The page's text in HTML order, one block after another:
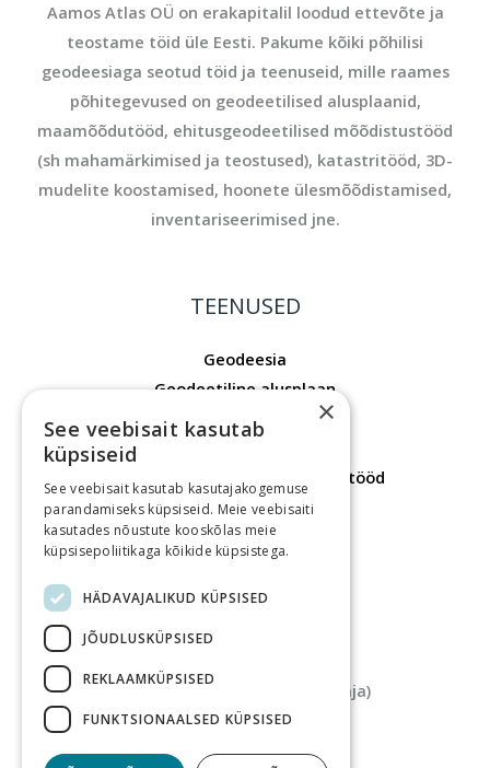
Aamos Atlas OÜ on erakapitalil loodud ettevõte ja
teostame töid üle Eesti. Pakume kõiki põhilisi
geodeesiaga seotud töid ja teenuseid, mille raames
põhitegevused on geodeetilised alusplaanid,
maamõõdutööd, ehitusgeodeetilised mõõdistustööd
(sh mahamärkimised ja teostused), katastritööd, 3D-
mudelite koostamised, hoonete ülesmõõdistamised,
inventariseerimised jne.
TEENUSED
Geodeesia
Geodeetiline alusplaan
Mõõdistusprojekt
Ehitusgeodeetilised mõõdistustööd
Hoonete mõõdistustööd
Maakorraldustööd
Kontaktid
KONTAKTID
Tartu maantee 84a (Fahle Maja)
Telefon
+372 5135727
×
See veebisait kasutab
küpsiseid
See veebisait kasutab kasutajakogemuse
parandamiseks küpsiseid. Meie veebisaiti
kasutades nõustute kooskõlas meie
küpsisepoliitikaga kõikide küpsistega.
HÄDAVAJALIKUD KÜPSISED
JÕUDLUSKÜPSISED
REKLAAMKÜPSISED
FUNKTSIONAALSED KÜPSISED